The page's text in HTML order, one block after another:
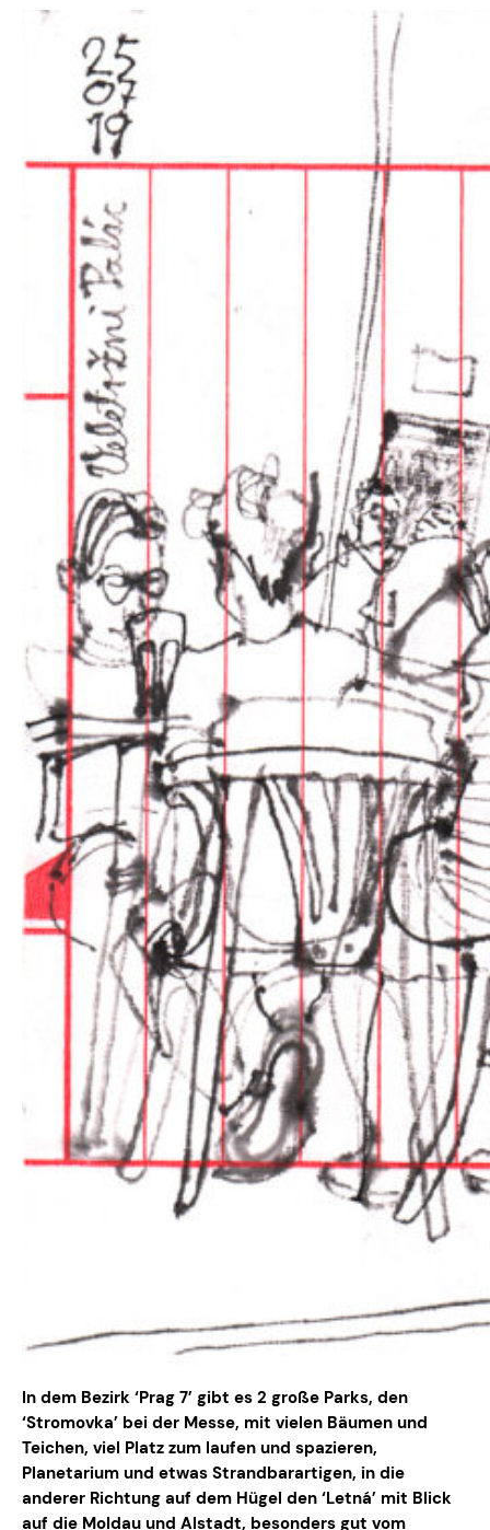
In dem Bezirk ‘Prag 7’ gibt es 2 große Parks, den
‘Stromovka’ bei der Messe, mit vielen Bäumen und
Teichen, viel Platz zum laufen und spazieren,
Planetarium und etwas Strandbarartigen, in die
anderer Richtung auf dem Hügel den ‘Letná’ mit Blick
auf die Moldau und Alstadt, besonders gut vom